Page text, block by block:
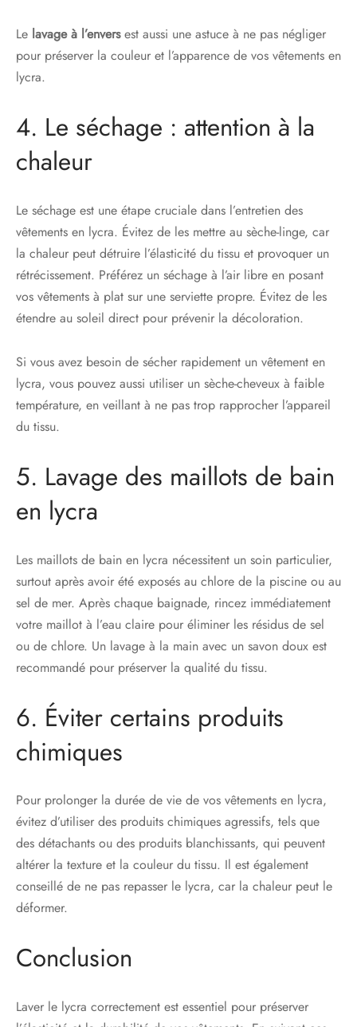
Le lavage à l’enversest aussi une astuce à ne pas négliger
pour préserver la couleur et l’apparence de vos vêtements en
lycra.
4. Le séchage : attention à la
chaleur
Le séchage est une étape cruciale dans l’entretien des
vêtements en lycra. Évitez de les mettre au sèche-linge, car
la chaleur peut détruire l’élasticité du tissu et provoquer un
rétrécissement. Préférez un séchage à l’air libre en posant
vos vêtements à plat sur une serviette propre. Évitez de les
étendre au soleil direct pour prévenir la décoloration.
Si vous avez besoin de sécher rapidement un vêtement en
lycra, vous pouvez aussi utiliser un sèche-cheveux à faible
température, en veillant à ne pas trop rapprocher l’appareil
du tissu.
5. Lavage des maillots de bain
en lycra
Les maillots de bain en lycra nécessitent un soin particulier,
surtout après avoir été exposés au chlore de la piscine ou au
sel de mer. Après chaque baignade, rincez immédiatement
votre maillot à l’eau claire pour éliminer les résidus de sel
ou de chlore. Un lavage à la main avec un savon doux est
recommandé pour préserver la qualité du tissu.
6. Éviter certains produits
chimiques
Pour prolonger la durée de vie de vos vêtements en lycra,
évitez d’utiliser des produits chimiques agressifs, tels que
des détachants ou des produits blanchissants, qui peuvent
altérer la texture et la couleur du tissu. Il est également
conseillé de ne pas repasser le lycra, car la chaleur peut le
déformer.
Conclusion
Laver le lycra correctement est essentiel pour préserver